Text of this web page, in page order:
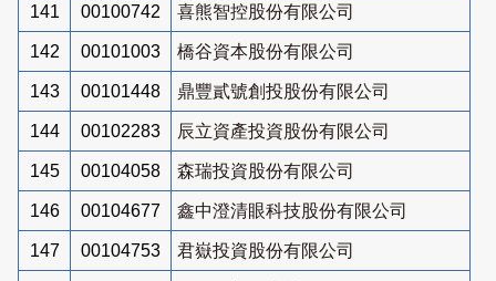
141 00100742 喜熊智控股份有限公司
142 00101003 橋谷資本股份有限公司
143 00101448 鼎豐貳號創投股份有限公司
144 00102283 辰立資產投資股份有限公司
145 00104058 森瑞投資股份有限公司
146 00104677 鑫中澄清眼科技股份有限公司
147 00104753 君嶽投資股份有限公司